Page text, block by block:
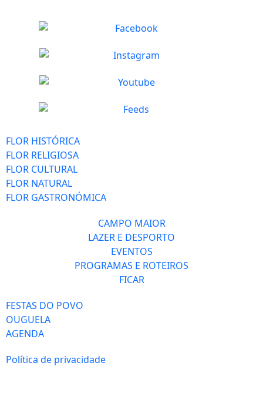
FLOR HISTÓRICA
FLOR RELIGIOSA
FLOR CULTURAL
FLOR NATURAL
FLOR GASTRONÓMICA
CAMPO MAIOR
LAZER E DESPORTO
EVENTOS
PROGRAMAS E ROTEIROS
FICAR
FESTAS DO POVO
OUGUELA
AGENDA
Política de privacidade